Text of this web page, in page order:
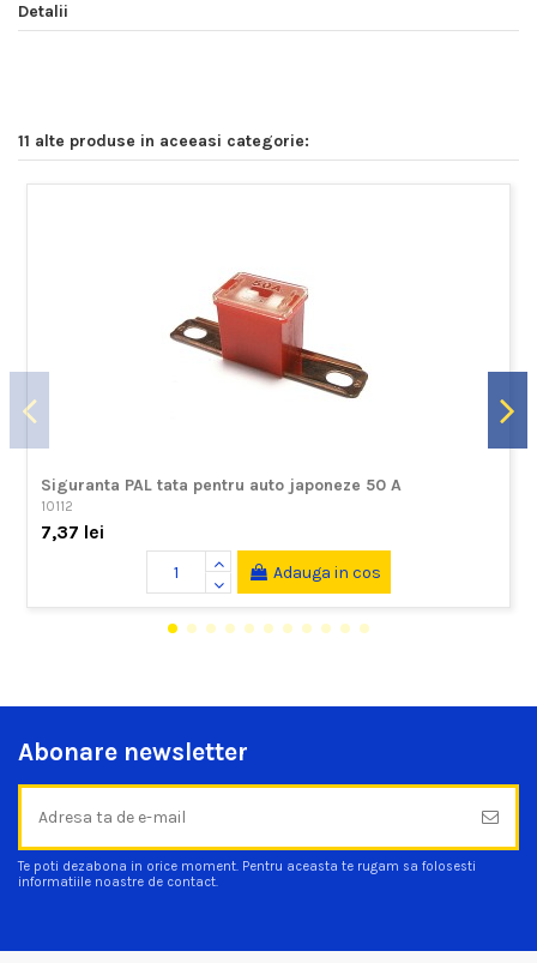
Detalii
11 alte produse in aceeasi categorie:
Siguranta PAL tata pentru auto japoneze 50 A
10112
7,37 lei
Adauga in cos
Abonare newsletter
Te poti dezabona in orice moment. Pentru aceasta te rugam sa folosesti
informatiile noastre de contact.